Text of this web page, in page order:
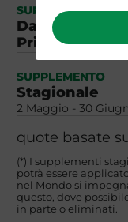
SUPPLEMENTO
Da Pasqua ai
Primaverili
SUPPLEMENTO
Stagionale
2 Maggio - 30
quote basate
(*) I supplementi
potrà essere
nel Mondo si
questo, dove
in parte o eliminati.